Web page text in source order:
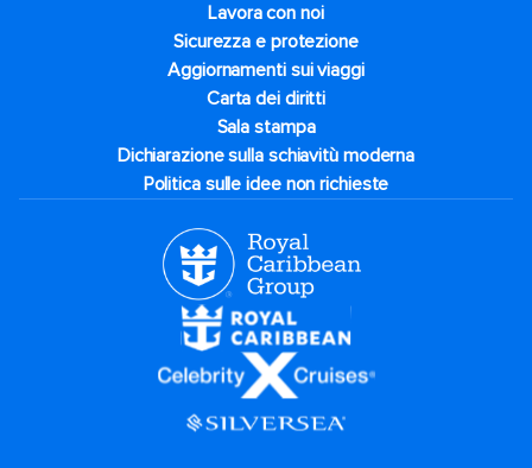
Lavora con noi
Sicurezza e protezione
Aggiornamenti sui viaggi
Carta dei diritti
Sala stampa
Dichiarazione sulla schiavitù moderna
Politica sulle idee non richieste